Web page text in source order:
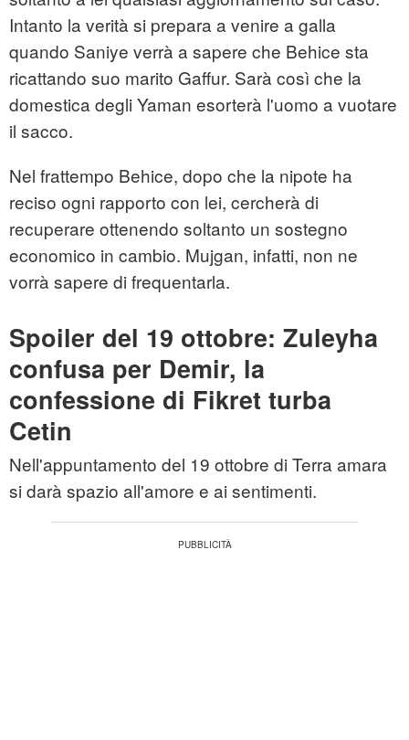
Intanto la verità si prepara a venire a galla
quando Saniye verrà a sapere che Behice sta
ricattando suo marito Gaffur. Sarà così che la
domestica degli Yaman esorterà l'uomo a vuotare
il sacco.
Nel frattempo Behice, dopo che la nipote ha
reciso ogni rapporto con lei, cercherà di
recuperare ottenendo soltanto un sostegno
economico in cambio. Mujgan, infatti, non ne
vorrà sapere di frequentarla.
Spoiler del 19 ottobre: Zuleyha
confusa per Demir, la
confessione di Fikret turba
Cetin
Nell'appuntamento del 19 ottobre di Terra amara
si darà spazio all'amore e ai sentimenti.